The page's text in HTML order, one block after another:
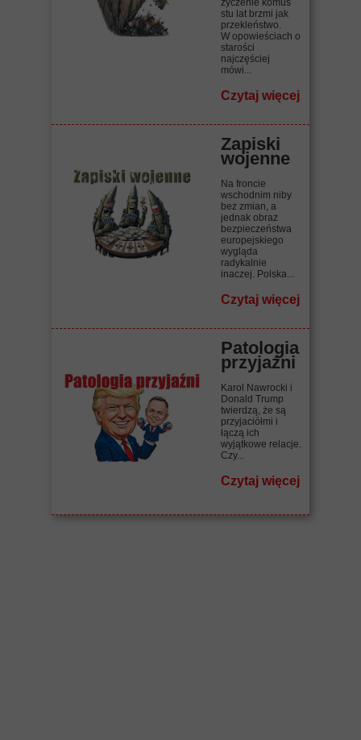
życzenie komuś
stu lat brzmi jak
przekleństwo.
W opowieściach o
starości
najczęściej
mówi...
Czytaj więcej
Zapiski
wojenne
Na froncie
wschodnim niby
bez zmian, a
jednak obraz
bezpieczeństwa
europejskiego
wygląda
radykalnie
inaczej. Polska...
Czytaj więcej
Patologia
przyjaźni
Karol Nawrocki i
Donald Trump
twierdzą, że są
przyjaciółmi i
łączą ich
wyjątkowe relacje.
Czy...
Czytaj więcej